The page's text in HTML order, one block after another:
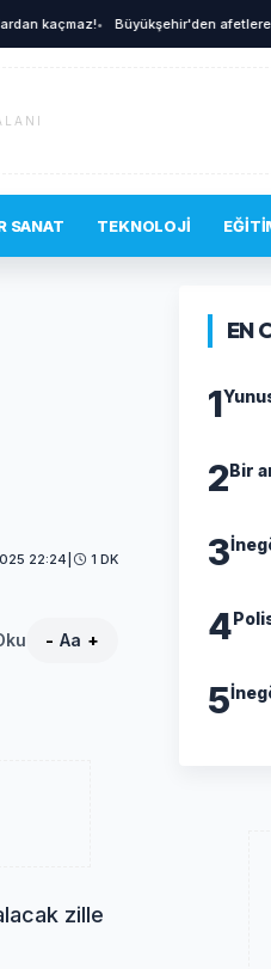
kaçmaz!• Büyükşehir'den afetlere
SANAT TEKNOLOJI
22:24 1 DK
- Aa +
zille
EN
1
2Bir
3
4
5